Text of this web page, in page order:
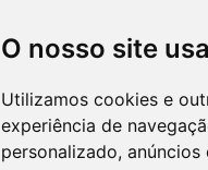
O nosso site
Utilizamos cookies e
experiência de
personalizado,